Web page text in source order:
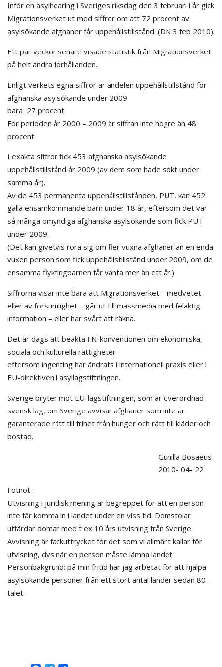
Inför en asylhearing i Sveriges riksdag den 3 februari i år gick
Migrationsverket ut med siffror om att 72 procent av
asylsökande afghaner får uppehållstillstånd. (DN 3 feb 2010).
Ett par veckor senare visade statistik från Migrationsverket
på helt andra förhållanden.
Enligt verkets egna siffror är andelen uppehållstillstånd för
afghanska asylsökande under 2009
bara 27 procent.
För perioden år 2000 – 2009 är siffran inte högre än 48
procent.
I exakta siffror fick 453 afghanska asylsökande
uppehållstillstånd år 2009 (av dem som hade sökt under
samma år).
Av de 453 permanenta uppehållstillstånden, PUT, kan 452
gälla ensamkommande barn under 18 år, eftersom det var
så många omyndiga afghanska asylsökande som fick PUT
under 2009.
(Det kan givetvis röra sig om fler vuxna afghaner än en enda
vuxen person som fick uppehållstillstånd under 2009, om de
ensamma flyktingbarnen får vänta mer än ett år.)
Siffrorna visar inte bara att Migrationsverket – medvetet
eller av försumlighet – går ut till massmedia med felaktig
information – eller har svårt att räkna.
Det är dags att beakta FN-konventionen om ekonomiska,
sociala och kulturella rättigheter
eftersom ingenting har ändrats i internationell praxis eller i
EU-direktiven i asyllagstiftningen.
Sverige bryter mot EU-lagstiftningen, som är överordnad
svensk lag, om Sverige avvisar afghaner som inte är
garanterade rätt till frihet från hunger och rätt till kläder och
bostad.
Gunilla Bosaeus
2010- 04- 22
Fotnot :
Utvisning i juridisk mening är begreppet för att en person
inte får komma in i landet under en viss tid. Domstolar
utfärdar domar med t ex 10 års utvisning från Sverige.
Avvisning är fackuttrycket för det som vi allmänt kallar för
utvisning, dvs när en person måste lämna landet.
Personbakgrund: på min fritid har jag arbetat för att hjälpa
asylsökande personer från ett stort antal länder sedan 80-
talet.